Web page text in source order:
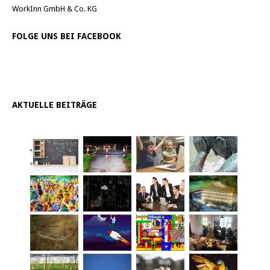
WorkInn GmbH & Co. KG
FOLGE UNS BEI FACEBOOK
AKTUELLE BEITRÄGE